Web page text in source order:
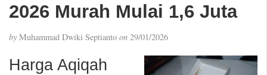
t
2026 Murah Mulai 1,6 Juta
by Muhammad Dwiki Septianto on 29/01/2026
Harga Aqiqah